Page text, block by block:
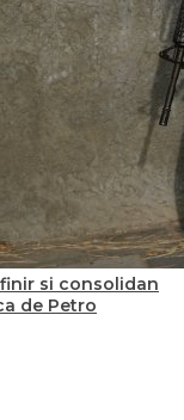
si consolidan
de Petro